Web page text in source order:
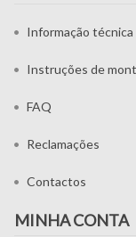
Informação técnica
Instruções de
FAQ
Reclamações
Contactos
MINHA CONTA